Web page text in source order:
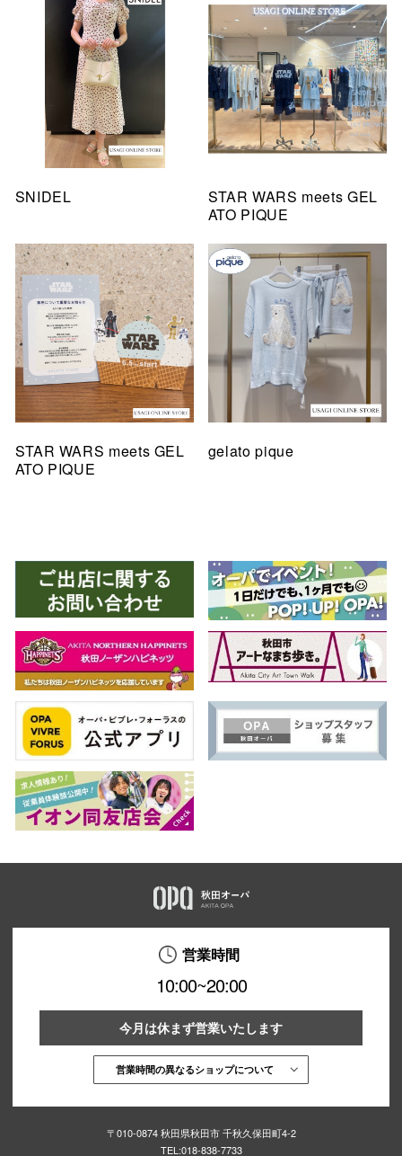
SNIDEL
STAR WARS meets GEL
ATO PIQUE
STAR WARS meets GEL
ATO PIQUE
gelato pique
営業時間
10:00~20:00
今月は休まず営業いたします
営業時間の異なるショップについて
〒010-0874 秋田県秋田市 千秋久保田町4-2
TEL:018-838-7733